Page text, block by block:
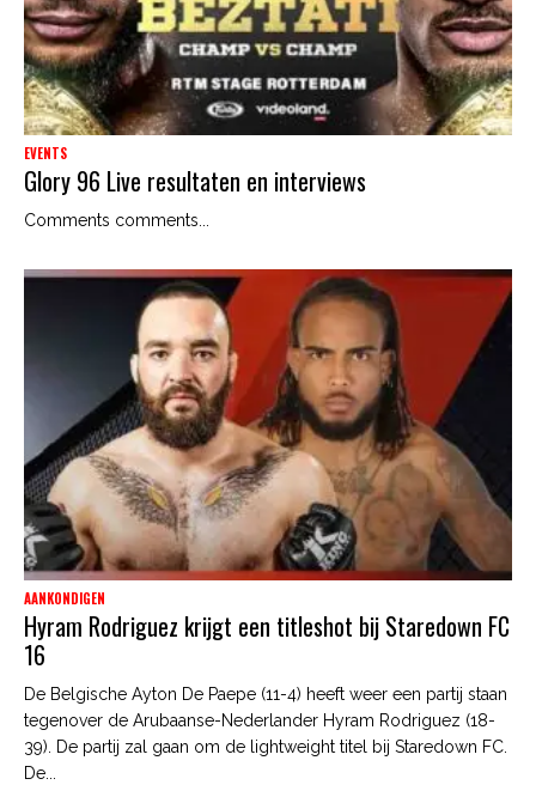
EVENTS
Glory 96 Live resultaten en interviews
Comments comments...
AANKONDIGEN
Hyram Rodriguez krijgt een titleshot bij Staredown FC
16
De Belgische Ayton De Paepe (11-4) heeft weer een partij staan
tegenover de Arubaanse-Nederlander Hyram Rodriguez (18-
39). De partij zal gaan om de lightweight titel bij Staredown FC.
De...